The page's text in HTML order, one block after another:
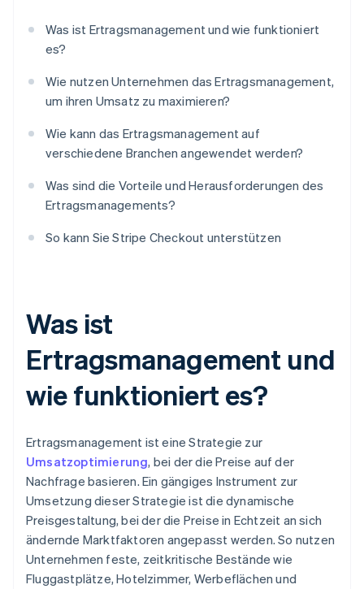
Was ist Ertragsmanagement und wie funktioniert
es?
Wie nutzen Unternehmen das Ertragsmanagement,
um ihren Umsatz zu maximieren?
Wie kann das Ertragsmanagement auf
verschiedene Branchen angewendet werden?
Was sind die Vorteile und Herausforderungen des
Ertragsmanagements?
So kann Sie Stripe Checkout unterstützen
Was ist
Ertragsmanagement und
wie funktioniert es?
Ertragsmanagement ist eine Strategie zur
Umsatzoptimierung, bei der die Preise auf der
Nachfrage basieren. Ein gängiges Instrument zur
Umsetzung dieser Strategie ist die dynamische
Preisgestaltung, bei der die Preise in Echtzeit an sich
ändernde Marktfaktoren angepasst werden. So nutzen
Unternehmen feste, zeitkritische Bestände wie
Fluggastplätze, Hotelzimmer, Werbeflächen und